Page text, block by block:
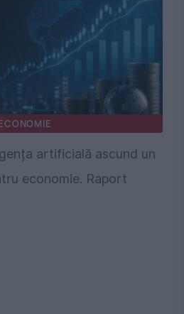
artificială ascund un
economie. Raport